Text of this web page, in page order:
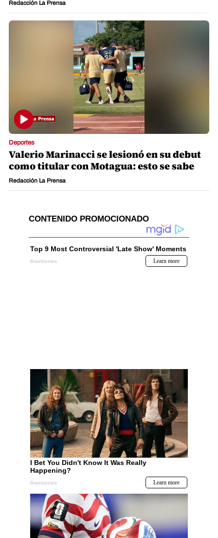
Redacción La Prensa
Deportes
Valerio Marinacci se lesionó en su debut
como titular con Motagua: esto se sabe
Redacción La Prensa